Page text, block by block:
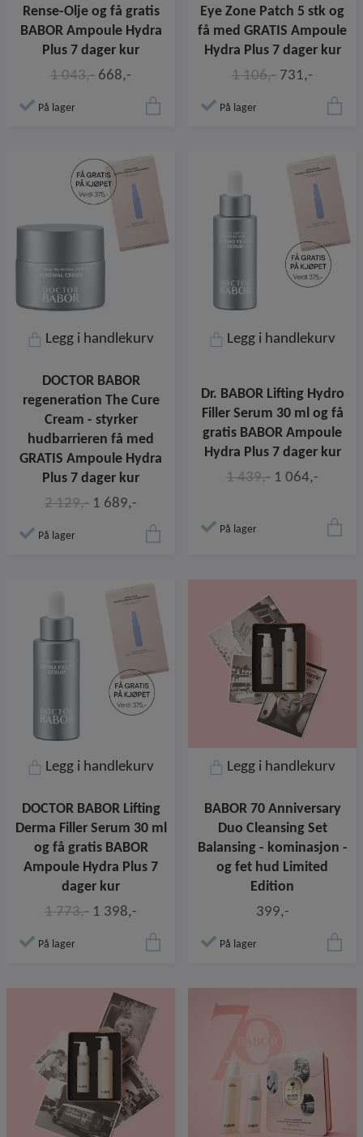
Rense-Olje og få gratis
BABOR Ampoule Hydra
Plus 7 dager kur
1 043,- 668,-
På lager
Eye Zone Patch 5 stk og
få med GRATIS Ampoule
Hydra Plus 7 dager kur
1 106,- 731,-
På lager
Legg i handlekurv
DOCTOR BABOR
regeneration The Cure
Cream - styrker
hudbarrieren få med
GRATIS Ampoule Hydra
Plus 7 dager kur
2 129,- 1 689,-
På lager
Legg i handlekurv
Dr. BABOR Lifting Hydro
Filler Serum 30 ml og få
gratis BABOR Ampoule
Hydra Plus 7 dager kur
1 439,- 1 064,-
På lager
Legg i handlekurv
DOCTOR BABOR Lifting
Derma Filler Serum 30 ml
og få gratis BABOR
Ampoule Hydra Plus 7
dager kur
1 773,- 1 398,-
På lager
Legg i handlekurv
BABOR 70 Anniversary
Duo Cleansing Set
Balansing - kominasjon -
og fet hud Limited
Edition
399,-
På lager